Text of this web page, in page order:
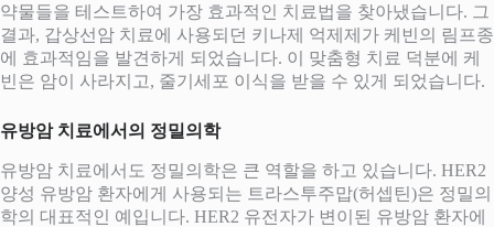
약물들을 테스트하여 가장 효과적인 치료법을 찾아냈습니다. 그
결과, 갑상선암 치료에 사용되던 키나제 억제제가 케빈의 림프종
에 효과적임을 발견하게 되었습니다. 이 맞춤형 치료 덕분에 케
빈은 암이 사라지고, 줄기세포 이식을 받을 수 있게 되었습니다.
유방암 치료에서의 정밀의학
유방암 치료에서도 정밀의학은 큰 역할을 하고 있습니다. HER2
양성 유방암 환자에게 사용되는 트라스투주맙(허셉틴)은 정밀의
학의 대표적인 예입니다. HER2 유전자가 변이된 유방암 환자에